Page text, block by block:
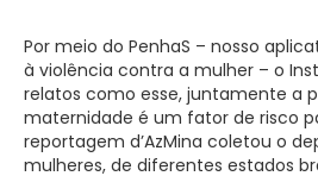
Por meio do PenhaS – nosso
à violência contra a mulher – o
relatos como esse, juntamente a
maternidade é um fator de risco
reportagem d’AzMina coletou o
mulheres, de diferentes estados